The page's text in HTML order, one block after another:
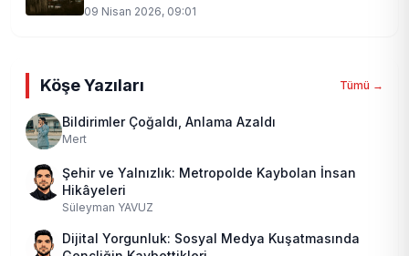
09 Nisan 2026, 09:01
Köşe Yazıları Tümü →
Bildirimler Çoğaldı, Anlama Azaldı
Mert
Şehir ve Yalnızlık: Metropolde Kaybolan İnsan
Hikâyeleri
Süleyman YAVUZ
Dijital Yorgunluk: Sosyal Medya Kuşatmasında